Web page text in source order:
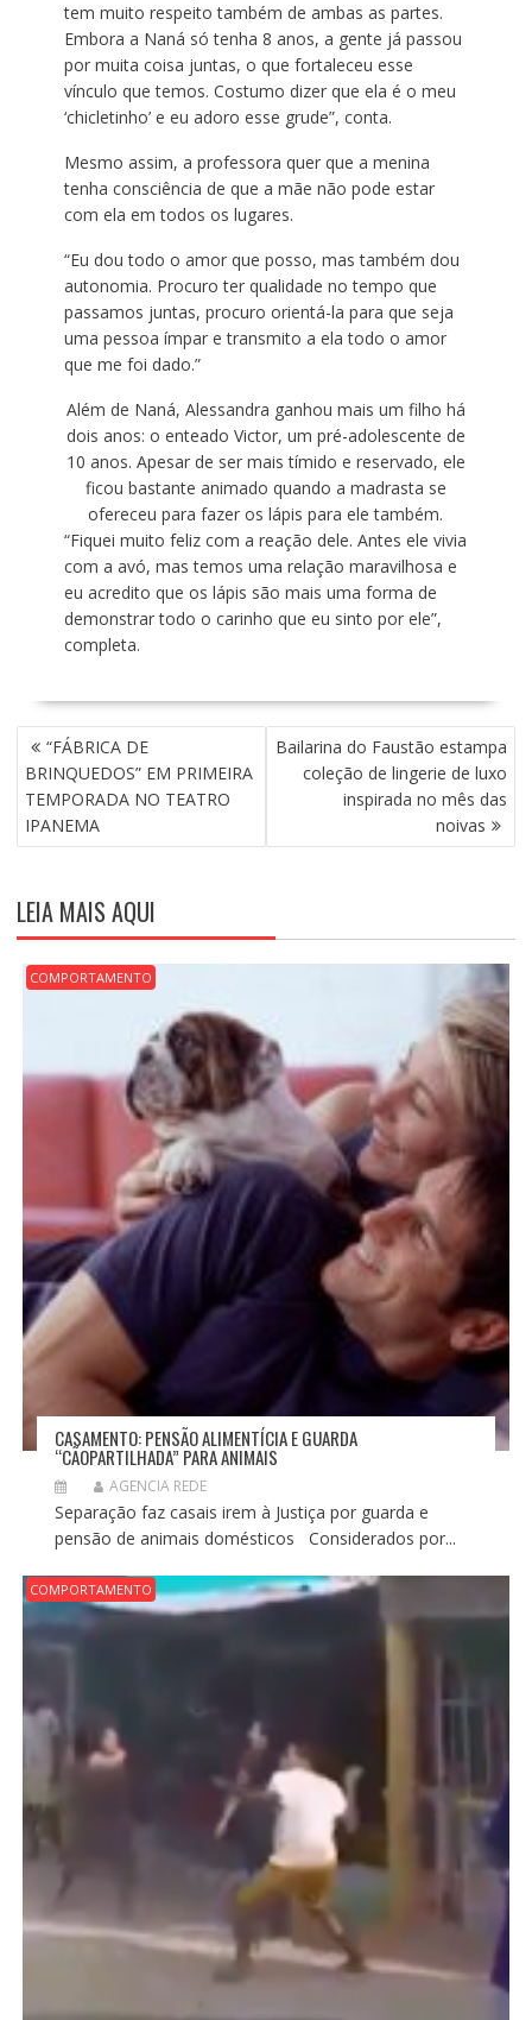
tem muito respeito também de ambas as partes.
Embora a Naná só tenha 8 anos, a gente já passou
por muita coisa juntas, o que fortaleceu esse
vínculo que temos. Costumo dizer que ela é o meu
‘chicletinho’ e eu adoro esse grude”, conta.
Mesmo assim, a professora quer que a menina
tenha consciência de que a mãe não pode estar
com ela em todos os lugares.
“Eu dou todo o amor que posso, mas também dou
autonomia. Procuro ter qualidade no tempo que
passamos juntas, procuro orientá-la para que seja
uma pessoa ímpar e transmito a ela todo o amor
que me foi dado.”
Além de Naná, Alessandra ganhou mais um filho há
dois anos: o enteado Victor, um pré-adolescente de
10 anos. Apesar de ser mais tímido e reservado, ele
ficou bastante animado quando a madrasta se
ofereceu para fazer os lápis para ele também.
“Fiquei muito feliz com a reação dele. Antes ele vivia
com a avó, mas temos uma relação maravilhosa e
eu acredito que os lápis são mais uma forma de
demonstrar todo o carinho que eu sinto por ele”,
completa.
N
A
V
G
Ç
Ã
O
D
S
T
“FÁBRICA DE
BRINQUEDOS” EM PRIMEIRA
TEMPORADA NO TEATRO
IPANEMA
Bailarina do Faustão estampa
coleção de lingerie de luxo
inspirada no mês das
noivas
LEIA MAIS AQUI
COMPORTAMENTO
CASAMENTO: PENSÃO ALIMENTÍCIA E GUARDA
“CÃOPARTILHADA” PARA ANIMAIS
AGENCIA REDE
Separação faz casais irem à Justiça por guarda e
pensão de animais domésticos Considerados por...
COMPORTAMENTO